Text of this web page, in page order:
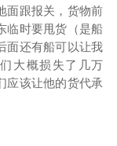
面跟报关，货物前
临时要甩货（是船
面还有船可以让我
大概损失了几万
应该让他的货代承